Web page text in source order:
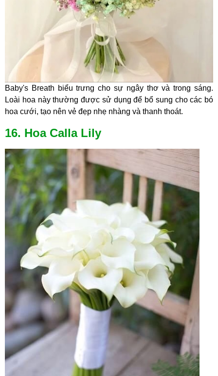
Baby's Breath biểu trưng cho sự ngây thơ và trong sáng.
Loài hoa này thường được sử dụng để bổ sung cho các bó
hoa cưới, tạo nên vẻ đẹp nhẹ nhàng và thanh thoát.
16. Hoa Calla Lily